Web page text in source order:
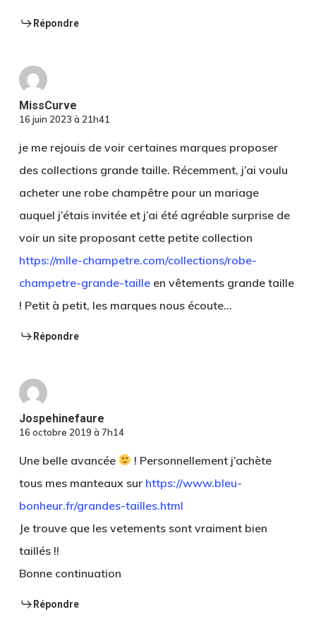
Répondre
MissCurve
16 juin 2023 à 21h41
je me rejouis de voir certaines marques proposer
des collections grande taille. Récemment, j’ai voulu
acheter une robe champêtre pour un mariage
auquel j’étais invitée et j’ai été agréable surprise de
voir un site proposant cette petite collection
https://mlle-champetre.com/collections/robe-
champetre-grande-tailleen vêtements grande taille
! Petit à petit, les marques nous écoute…
Répondre
Jospehinefaure
16 octobre 2019 à 7h14
Une belle avancée
! Personnellement j’achète
tous mes manteaux sur https://www.bleu-
bonheur.fr/grandes-tailles.html
Je trouve que les vetements sont vraiment bien
taillés !!
Bonne continuation
Répondre